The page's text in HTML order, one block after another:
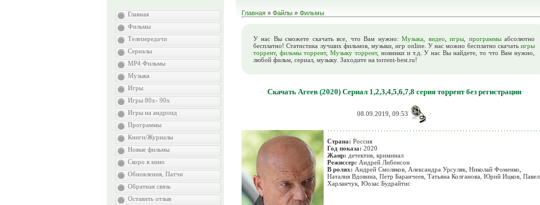
Главная
Фильмы
Телепередачи
Сериалы
MP4 Фильмы
Музыка
Игры
Игры 80х- 90х
Игры на андроид
Программы
Книги/Журналы
Новые фильмы
Скоро в кино
Обновления, Патчи
Обратная связь
Оставить отзыв
Главная » Файлы » Фильмы
У нас Вы сможете скачать все, что Вам нужно:Музыка видео ,игры программыабсолютно
бесплатно! Статистика лучших фильмов, музыки, игр online. У нас можно бесплатно скачать игры
торрент, фильмы торрент, Музыку торрент, новинки и т.д. У нас Вы найдете, то что Вам нужно,
любой фильм, сериал, музыку. Заходите на torrent-best.ru!
Скачать Агеев (2020) Сериал 1,2,3,4,5,6,7,8 серия торрент без регистрации
08.09.2019, 09:53 ·
Страна: Россия
Год показа: 2020
Жанр: детектив, криминал
Режиссер: Андрей Либенсон
В ролях: Андрей Смоляков, Александра Урсуляк, Николай Фоменко,
Наталия Вдовина, Петр Баранчеев, Татьяна Колганова, Юрий Ицков, Павел
Харланчук, Юозас Будрайтис